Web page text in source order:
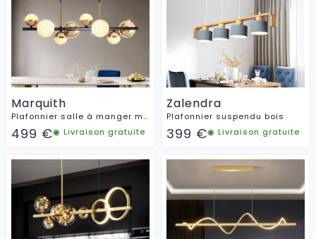
Marquith
Plafonnier salle à manger moderne
499 €◉ Livraison gratuite
Zalendra
Plafonnier suspendu bois
399 €◉ Livraison gratuite